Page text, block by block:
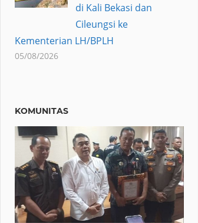
di Kali Bekasi dan
Cileungsi ke
Kementerian LH/BPLH
05/08/2026
KOMUNITAS